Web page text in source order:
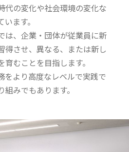
代の変化や社会環境の変化な
ます。
は、企業・団体が従業員に新
得させ、異なる、または新し
むことを目指します。
をより高度なレベルで実践で
みでもあります。